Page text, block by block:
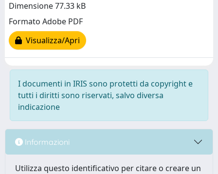
Dimensione 77.33 kB
Formato Adobe PDF
Visualizza/Apri
I documenti in IRIS sono protetti da copyright e
tutti i diritti sono riservati, salvo diversa
indicazione
Informazioni
Utilizza questo identificativo per citare o creare un